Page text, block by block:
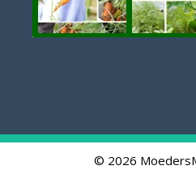
© 2026